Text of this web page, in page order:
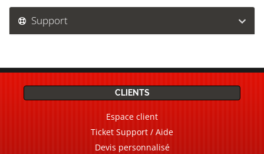
Support
CLIENTS
Espace client
Ticket Support / Aide
Devis personnalisé